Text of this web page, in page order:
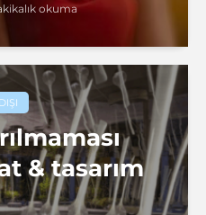
okuma
& tasarım